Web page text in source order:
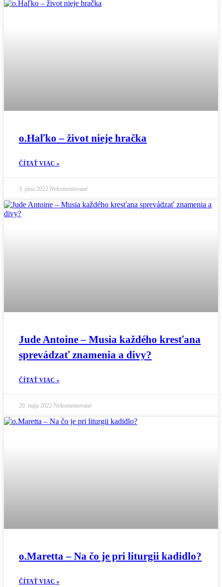
o.Haľko – život nieje hračka
ČÍTAŤ VIAC »
3. júna 2022 Nekomentované
Jude Antoine – Musia každého kresťana
sprevádzať znamenia a divy?
ČÍTAŤ VIAC »
20. mája 2022 Nekomentované
o.Maretta – Na čo je pri liturgii kadidlo?
ČÍTAŤ VIAC »